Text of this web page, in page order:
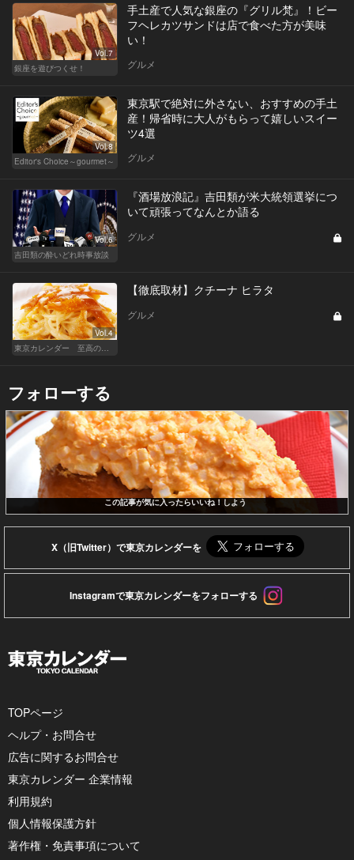
Vol.7
銀座を遊びつくせ！
手土産で人気な銀座の『グリル梵』！ビー
フヘレカツサンドは店で食べた方が美味
い！
グルメ
Vol.8
Editor's Choice～gourmet～
東京駅で絶対に外さない、おすすめの手土
産！帰省時に大人がもらって嬉しいスイー
ツ4選
グルメ
Vol.6
吉田類の酔いどれ時事放談
『酒場放浪記』吉田類が米大統領選挙につ
いて頑張ってなんとか語る
グルメ
Vol.4
【徹底取材】クチーナ ヒラタ
グルメ
フォローする
この記事が気に入ったらいいね！しよう
X（旧Twitter）で東京カレンダーを
Instagramで東京カレンダーをフォローする
TOPページ
ヘルプ・お問合せ
広告に関するお問合せ
東京カレンダー 企業情報
利用規約
個人情報保護方針
著作権・免責事項について